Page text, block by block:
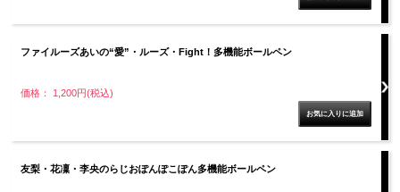
ファイルーズあいの“愛”・ルーズ・Fight！多機能ボールペン
価格： 1,200円(税込)
友梨・花凜・李央のらじおぽんぽこぽん多機能ボールペン